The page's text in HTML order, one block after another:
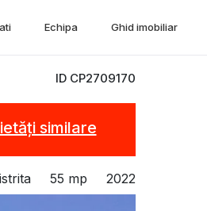
Echipa Ghid imobiliar
ID CP2709170
similare
55 mp 2022